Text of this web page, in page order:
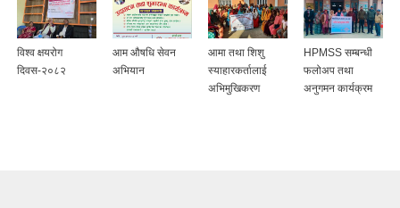
विश्व क्षयरोग
दिवस-२०८२
आम औषधि सेवन
अभियान
आमा तथा शिशु
स्याहारकर्तालाई
अभिमुखिकरण
HPMSS सम्बन्धी
फलोअप तथा
अनुगमन कार्यक्रम